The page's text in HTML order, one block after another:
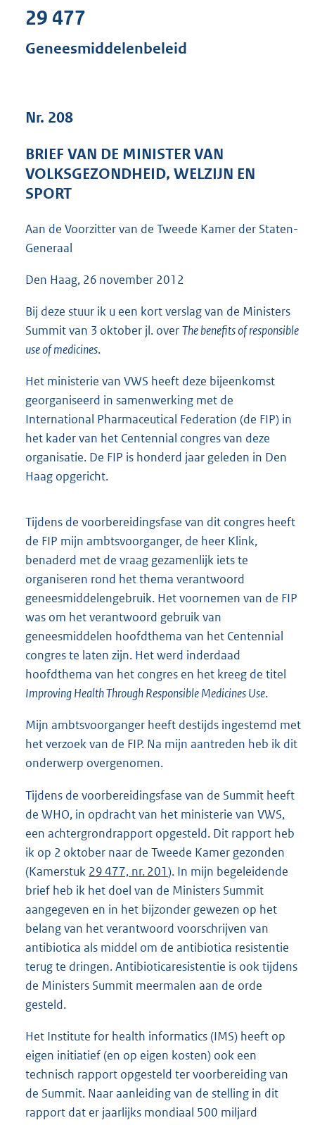
e
:
b
29 477
Geneesmiddelenbeleid
Nr. 208
BRIEF VAN DE MINISTER VAN
VOLKSGEZONDHEID, WELZIJN EN
SPORT
Aan de Voorzitter van de Tweede Kamer der Staten-
Generaal
Den Haag, 26 november 2012
Bij deze stuur ik u een kort verslag van de Ministers
Summit van 3 oktober jl. overThe benefits of responsible
use of medicines.
Het ministerie van VWS heeft deze bijeenkomst
georganiseerd in samenwerking met de
International Pharmaceutical Federation (de FIP) in
het kader van het Centennial congres van deze
organisatie. De FIP is honderd jaar geleden in Den
Haag opgericht.
Tijdens de voorbereidingsfase van dit congres heeft
de FIP mijn ambtsvoorganger, de heer Klink,
benaderd met de vraag gezamenlijk iets te
organiseren rond het thema verantwoord
geneesmiddelengebruik. Het voornemen van de FIP
was om het verantwoord gebruik van
geneesmiddelen hoofdthema van het Centennial
congres te laten zijn. Het werd inderdaad
hoofdthema van het congres en het kreeg de titel
Improving Health Through Responsible Medicines Use.
Mijn ambtsvoorganger heeft destijds ingestemd met
het verzoek van de FIP. Na mijn aantreden heb ik dit
onderwerp overgenomen.
Tijdens de voorbereidingsfase van de Summit heeft
de WHO, in opdracht van het ministerie van VWS,
een achtergrondrapport opgesteld. Dit rapport heb
ik op 2 oktober naar de Tweede Kamer gezonden
(Kamerstuk 29 477, nr. 201). In mijn begeleidende
brief heb ik het doel van de Ministers Summit
aangegeven en in het bijzonder gewezen op het
belang van het verantwoord voorschrijven van
antibiotica als middel om de antibiotica resistentie
terug te dringen. Antibioticaresistentie is ook tijdens
de Ministers Summit meermalen aan de orde
gesteld.
Het Institute for health informatics (IMS) heeft op
eigen initiatief (en op eigen kosten) ook een
technisch rapport opgesteld ter voorbereiding van
de Summit. Naar aanleiding van de stelling in dit
rapport dat er jaarlijks mondiaal 500 miljard